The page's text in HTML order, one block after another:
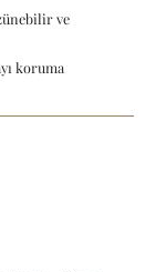
ve
koruma